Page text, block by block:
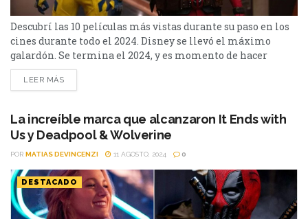
Descubrí las 10 películas más vistas durante su paso en los
cines durante todo el 2024. Disney se llevó el máximo
galardón. Se termina el 2024, y es momento de hacer
balances. Como te presentamos las películas y series más
populares del año, ahora te mostramos el ranking de las 10
encuentra...
LEER MÁS
La increíble marca que alcanzaron It Ends with
Us y Deadpool & Wolverine
POR MATIAS DEVINCENZI 11 AGOSTO, 2024 0
DESTACADO